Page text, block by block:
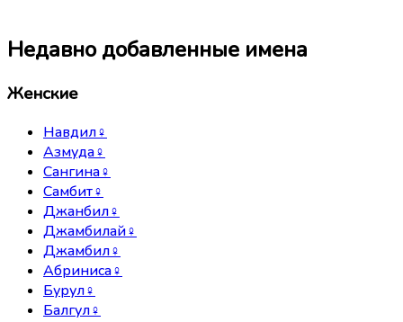
Недавно добавленные имена
Женские
Навдил♀
Азмуда♀
Сангина♀
Самбит♀
Джанбил♀
Джамбилай♀
Джамбил♀
Абриниса♀
Бурул♀
Балгул♀